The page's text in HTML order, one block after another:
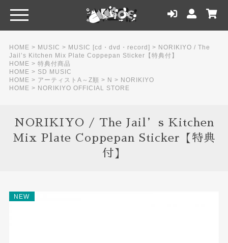
HOME > MUSIC > MUSIC [cd・dvd・record] > NORIKIYO / The
Jail’s Kitchen Mix Plate Coppepan Sticker【特典付】
HOME > 特典付商品
HOME > SD MUSIC
HOME > アーティストA～Z順 > N > NORIKIYO
HOME > NORIKIYO OFFICIAL STORE
NEW
NORIKIYO / The Jail’s Kitchen
Mix Plate Coppepan Sticker【特典
付】